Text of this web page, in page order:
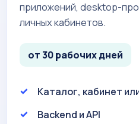
приложений, desktop-
личных кабинетов.
от 30 рабочих дней
Каталог, кабинет
Backend и API